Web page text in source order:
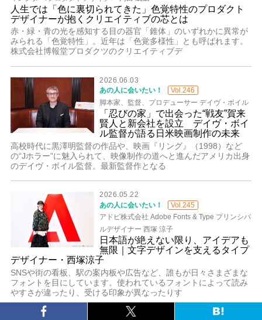
人生では「色に裏切られてきた」色覚特性のプロダクト
デザイナーが抱くクリエイティブの芯とは
赤・緑・青の光を感知する目の器官「錐体」のいずれかに異常が
みられる「色覚特性」。近年は「色覚多様性」とも呼ばれます。
株式会社博報堂プロダクツのクリエイティブデ
2026.06.03
あの人に会いたい！
Vol.246
脚本家、監督、プロデューサー デイヴ・ボイル
「忍びの家」で出会った“戦友”賀来
賢人と新会社を設立 デイヴ・ボイ
ル監督が語る日米映画制作の未来
高校時代に黒澤明監督の作品や、映画『リング』（1998）など
の“Jホラー”に魅入られて、映像制作の道へと進んだアメリカ出身
のデイヴ・ボイル監督。最新監督作となる
2026.05.22
あの人に会いたい！
Vol.245
アドビ株式会社 Adobe Fonts & Type プリンシパ
ルデザイナー 西塚 涼子
日本語が絶えない限り、アイデアも
無限｜文字デザインを支えるタイプ
デザイナー・西塚涼子
SNSや街の看板、駅の案内板や広告など、誰もが日々さまざまな
フォントを目にしています。使われているフォントによって読み
やすさが違ったり、受ける印象が異なったりす